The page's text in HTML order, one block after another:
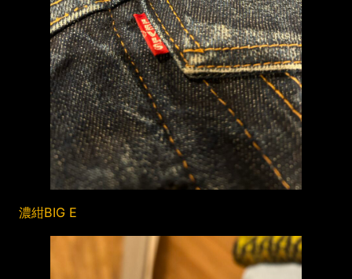
濃紺BIG E